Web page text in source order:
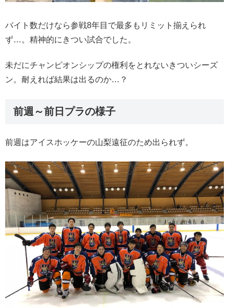
バイト数だけなら参戦8年目で最多もリミット揃えられ
ず…。精神的にきつい試合でした。
未だにチャンピオンシップの権利をとれないきついシーズ
ン。耐えれば結果は出るのか…？
前週～前日プラの様子
前週はアイスホッケーの山梨遠征のため出られず。